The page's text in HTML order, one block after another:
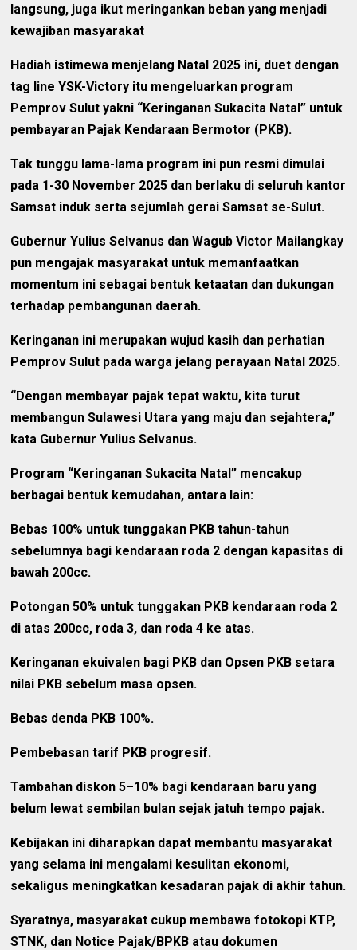
langsung, juga ikut meringankan beban yang menjadi
kewajiban masyarakat
Hadiah istimewa menjelang Natal 2025 ini, duet dengan
tag line YSK-Victory itu mengeluarkan program
Pemprov Sulut yakni “Keringanan Sukacita Natal” untuk
pembayaran Pajak Kendaraan Bermotor (PKB).
Tak tunggu lama-lama program ini pun resmi dimulai
pada 1-30 November 2025 dan berlaku di seluruh kantor
Samsat induk serta sejumlah gerai Samsat se-Sulut.
Gubernur Yulius Selvanus dan Wagub Victor Mailangkay
pun mengajak masyarakat untuk memanfaatkan
momentum ini sebagai bentuk ketaatan dan dukungan
terhadap pembangunan daerah.
Keringanan ini merupakan wujud kasih dan perhatian
Pemprov Sulut pada warga jelang perayaan Natal 2025.
“Dengan membayar pajak tepat waktu, kita turut
membangun Sulawesi Utara yang maju dan sejahtera,”
kata Gubernur Yulius Selvanus.
Program “Keringanan Sukacita Natal” mencakup
berbagai bentuk kemudahan, antara lain:
Bebas 100% untuk tunggakan PKB tahun-tahun
sebelumnya bagi kendaraan roda 2 dengan kapasitas di
bawah 200cc.
Potongan 50% untuk tunggakan PKB kendaraan roda 2
di atas 200cc, roda 3, dan roda 4 ke atas.
Keringanan ekuivalen bagi PKB dan Opsen PKB setara
nilai PKB sebelum masa opsen.
Bebas denda PKB 100%.
Pembebasan tarif PKB progresif.
Tambahan diskon 5–10% bagi kendaraan baru yang
belum lewat sembilan bulan sejak jatuh tempo pajak.
Kebijakan ini diharapkan dapat membantu masyarakat
yang selama ini mengalami kesulitan ekonomi,
sekaligus meningkatkan kesadaran pajak di akhir tahun.
Syaratnya, masyarakat cukup membawa fotokopi KTP,
STNK, dan Notice Pajak/BPKB atau dokumen